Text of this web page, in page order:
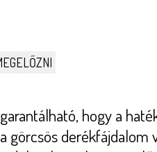
hogy a
görcsös derékfájdalom